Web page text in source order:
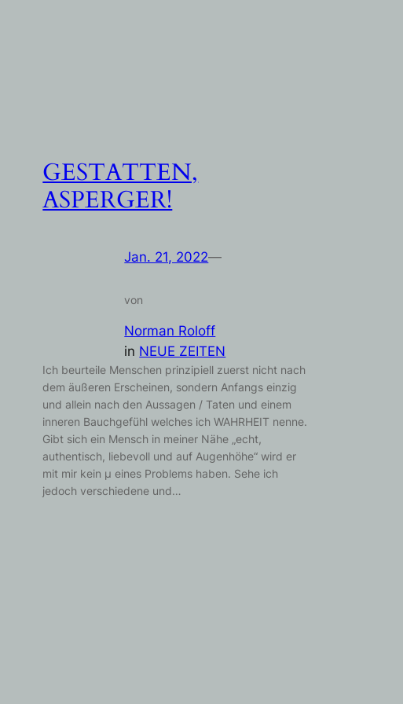
GESTATTEN,
ASPERGER!
Jan. 21, 2022—
von
Norman Roloff
in NEUE ZEITEN
Ich beurteile Menschen prinzipiell zuerst nicht nach
dem äußeren Erscheinen, sondern Anfangs einzig
und allein nach den Aussagen / Taten und einem
inneren Bauchgefühl welches ich WAHRHEIT nenne.
Gibt sich ein Mensch in meiner Nähe „echt,
authentisch, liebevoll und auf Augenhöhe“ wird er
mit mir kein µ eines Problems haben. Sehe ich
jedoch verschiedene und…